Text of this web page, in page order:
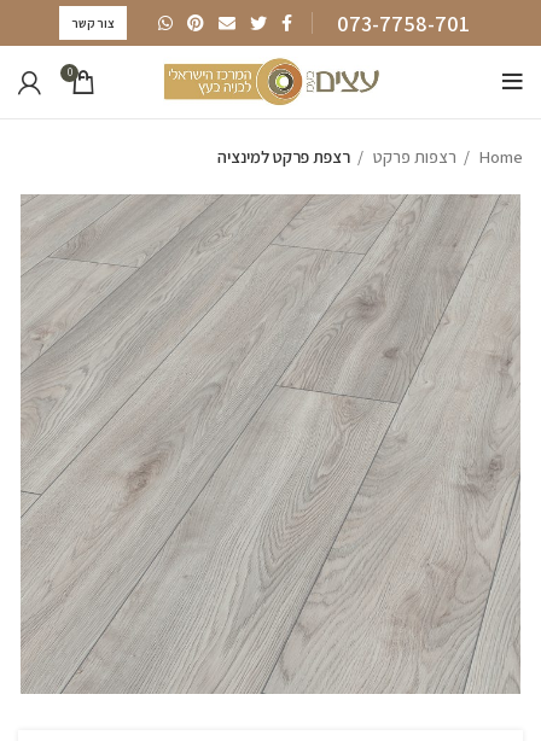
073-7758-701 צור קשר
0
Home רצפות פרקט רצפת פרקט למינציה